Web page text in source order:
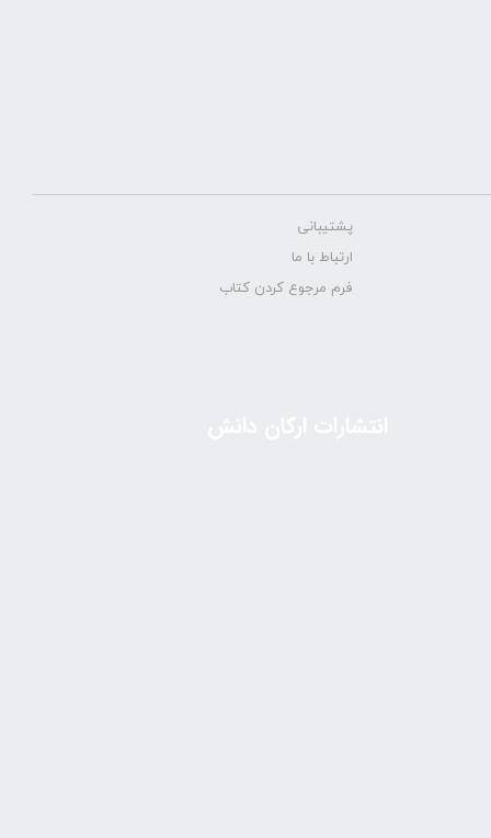
پشتیبانی
ارتباط با ما
فرم مرجوع کردن کتاب